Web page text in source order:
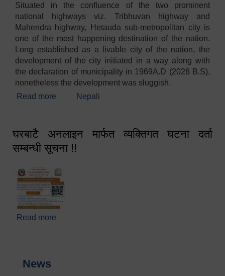
Situated in the confluence of the two prominent
national highways viz. Tribhuvan highway and
Mahendra highway, Hetauda sub-metropolitan city is
one of the most happening destination of the nation.
Long established as a livable city of the nation, the
development of the city initiated in a way along with
the declaration of municipality in 1969A.D (2026 B.S),
nonetheless the development was sluggish.
Read more about Welcome
Nepali
घरबाटै अनलाइन मार्फत व्यक्तिगत घटना दर्ता
सम्बन्धी सूचना !!
Read more
News